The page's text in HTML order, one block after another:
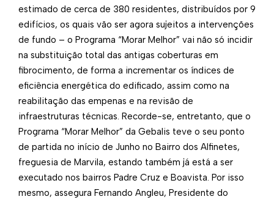
estimado de cerca de 380 residentes, distribuídos por 9
edifícios, os quais vão ser agora sujeitos a intervenções
de fundo – o Programa “Morar Melhor” vai não só incidir
na substituição total das antigas coberturas em
fibrocimento, de forma a incrementar os índices de
eficiência energética do edificado, assim como na
reabilitação das empenas e na revisão de
infraestruturas técnicas. Recorde-se, entretanto, que o
Programa “Morar Melhor” da Gebalis teve o seu ponto
de partida no início de Junho no Bairro dos Alfinetes,
freguesia de Marvila, estando também já está a ser
executado nos bairros Padre Cruz e Boavista. Por isso
mesmo, assegura Fernando Angleu, Presidente do